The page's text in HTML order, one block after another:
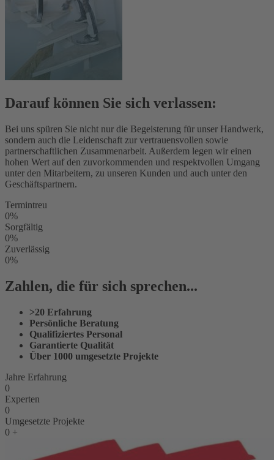
Darauf können Sie sich verlassen:
Bei uns spüren Sie nicht nur die Begeisterung für unser Handwerk,
sondern auch die Leidenschaft zur vertrauensvollen sowie
partnerschaftlichen Zusammenarbeit. Außerdem legen wir einen
hohen Wert auf den zuvorkommenden und respektvollen Umgang
unter den Mitarbeitern, zu unseren Kunden und auch unter den
Geschäftspartnern.
Termintreu
0%
Sorgfältig
0%
Zuverlässig
0%
Zahlen, die für sich sprechen...
>20 Erfahrung
Persönliche Beratung
Qualifiziertes Personal
Garantierte Qualität
Über 1000 umgesetzte Projekte
Jahre Erfahrung
0
Experten
0
Umgesetzte Projekte
0 +